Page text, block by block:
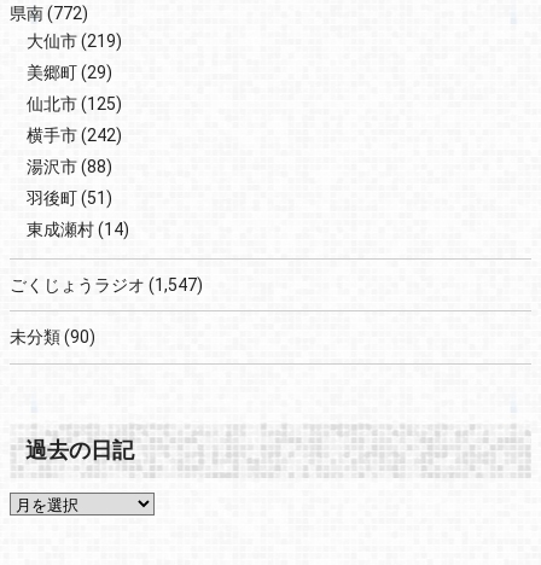
県南(772)
大仙市(219)
美郷町(29)
仙北市(125)
横手市(242)
湯沢市(88)
羽後町(51)
東成瀬村(14)
ごくじょうラジオ (1,547)
未分類(90)
過去の日記